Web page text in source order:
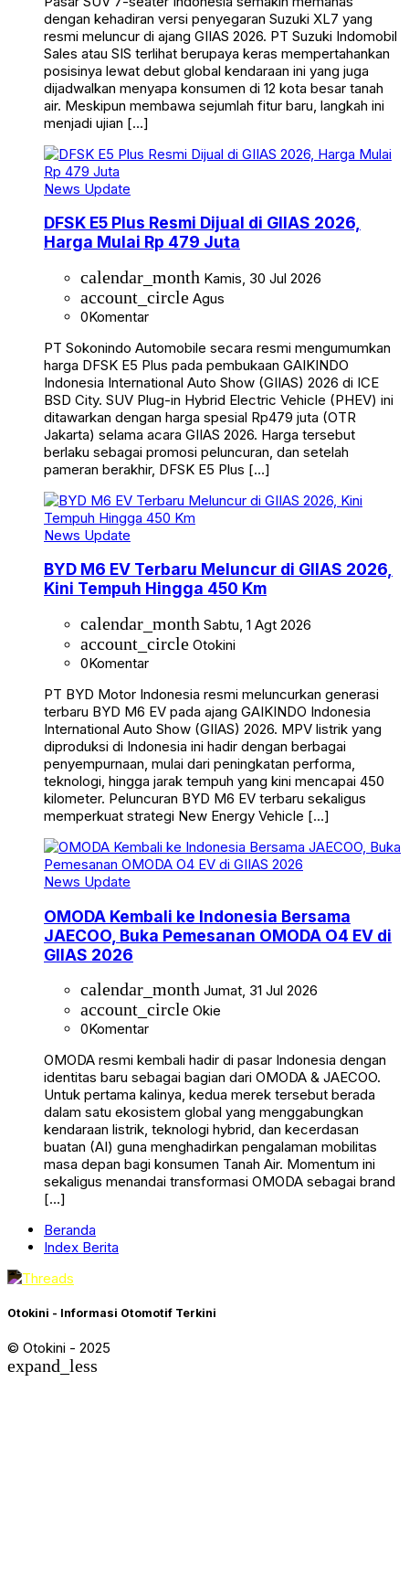
dengan kehadiran versi penyegaran Suzuki XL7 yang
resmi meluncur di ajang GIIAS 2026. PT Suzuki Indomobil
Sales atau SIS terlihat berupaya keras mempertahankan
posisinya lewat debut global kendaraan ini yang juga
dijadwalkan menyapa konsumen di 12 kota besar tanah
air. Meskipun membawa sejumlah fitur baru, langkah ini
menjadi ujian […]
News Update
DFSK E5 Plus Resmi Dijual di GIIAS 2026,
Harga Mulai Rp 479 Juta
calendar_month Kamis, 30 Jul 2026
account_circle Agus
0Komentar
PT Sokonindo Automobile secara resmi mengumumkan
harga DFSK E5 Plus pada pembukaan GAIKINDO
Indonesia International Auto Show (GIIAS) 2026 di ICE
BSD City. SUV Plug-in Hybrid Electric Vehicle (PHEV) ini
ditawarkan dengan harga spesial Rp479 juta (OTR
Jakarta) selama acara GIIAS 2026. Harga tersebut
berlaku sebagai promosi peluncuran, dan setelah
pameran berakhir, DFSK E5 Plus […]
News Update
BYD M6 EV Terbaru Meluncur di GIIAS 2026,
Kini Tempuh Hingga 450 Km
calendar_month Sabtu, 1 Agt 2026
account_circle Otokini
0Komentar
PT BYD Motor Indonesia resmi meluncurkan generasi
terbaru BYD M6 EV pada ajang GAIKINDO Indonesia
International Auto Show (GIIAS) 2026. MPV listrik yang
diproduksi di Indonesia ini hadir dengan berbagai
penyempurnaan, mulai dari peningkatan performa,
teknologi, hingga jarak tempuh yang kini mencapai 450
kilometer. Peluncuran BYD M6 EV terbaru sekaligus
memperkuat strategi New Energy Vehicle […]
News Update
OMODA Kembali ke Indonesia Bersama
JAECOO, Buka Pemesanan OMODA O4 EV di
GIIAS 2026
calendar_month Jumat, 31 Jul 2026
account_circle Okie
0Komentar
OMODA resmi kembali hadir di pasar Indonesia dengan
identitas baru sebagai bagian dari OMODA & JAECOO.
Untuk pertama kalinya, kedua merek tersebut berada
dalam satu ekosistem global yang menggabungkan
kendaraan listrik, teknologi hybrid, dan kecerdasan
buatan (AI) guna menghadirkan pengalaman mobilitas
masa depan bagi konsumen Tanah Air. Momentum ini
sekaligus menandai transformasi OMODA sebagai brand
[…]
Beranda
Index Berita
Otokini - Informasi Otomotif Terkini
© Otokini - 2025
expand_less